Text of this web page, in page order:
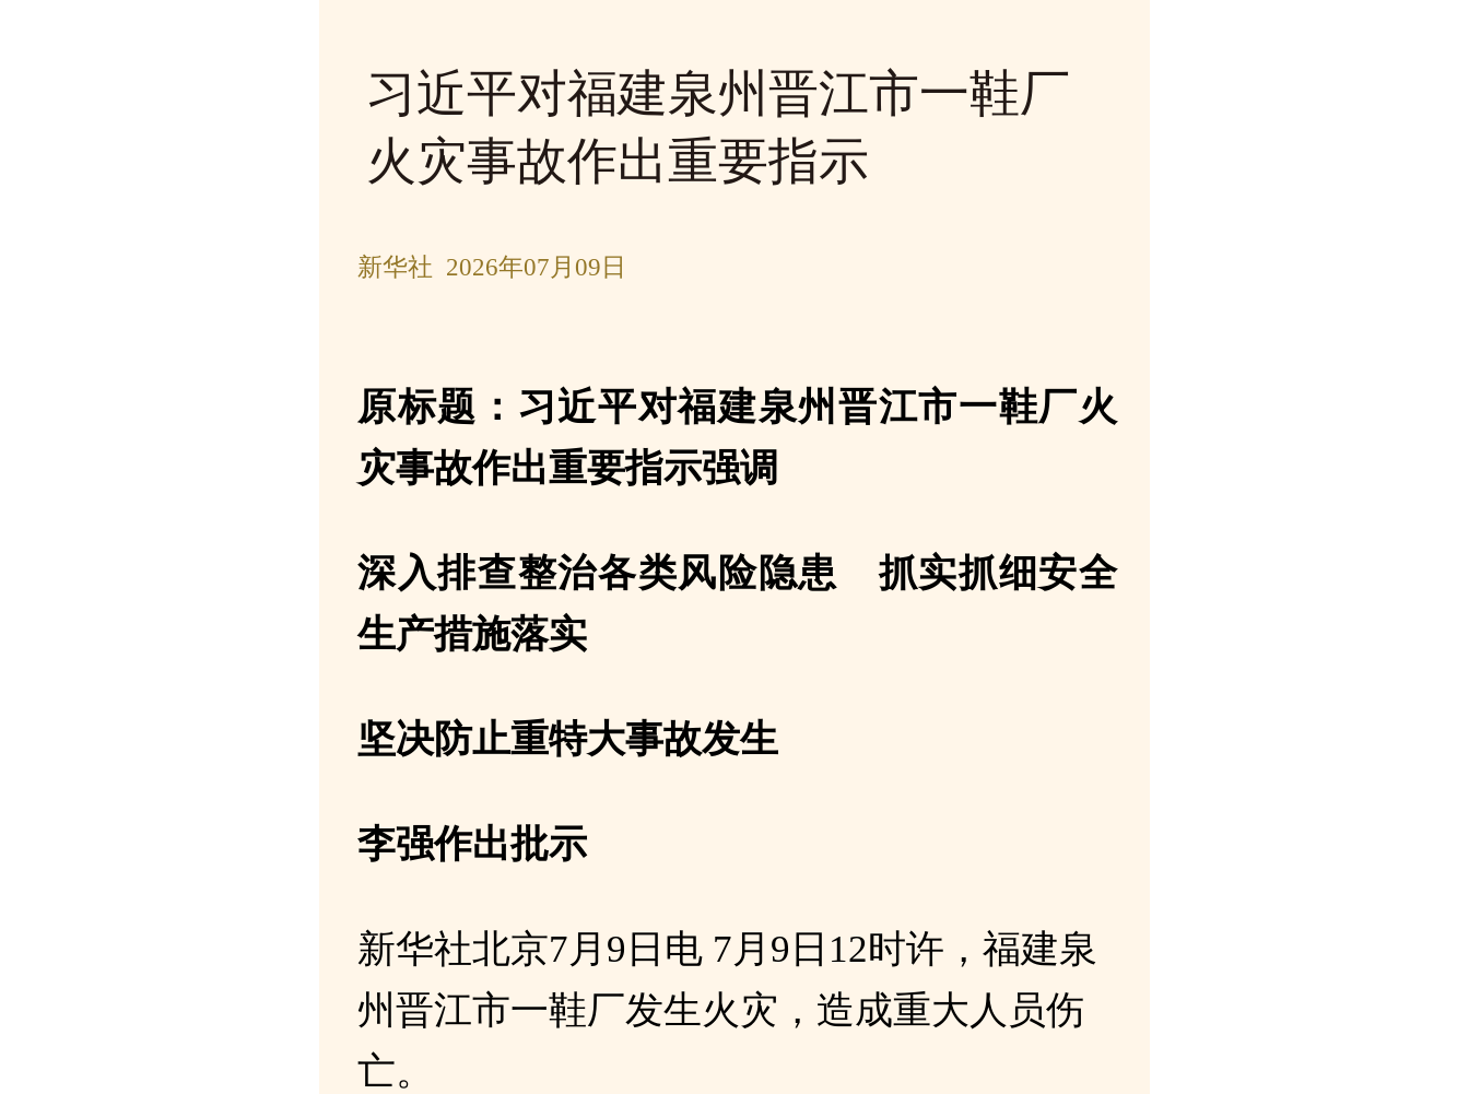
习近平对福建泉州晋江市一鞋厂
火灾事故作出重要指示
新华社 2026年07月09日
原标题：习近平对福建泉州晋江市一鞋厂火
灾事故作出重要指示强调
深入排查整治各类风险隐患 抓实抓细安全
生产措施落实
坚决防止重特大事故发生
李强作出批示
新华社北京7月9日电 7月9日12时许，福建泉
州晋江市一鞋厂发生火灾，造成重大人员伤
亡。